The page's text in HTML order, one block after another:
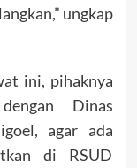
ungkap
ini, pihaknya
Dinas
agar ada
di RSUD